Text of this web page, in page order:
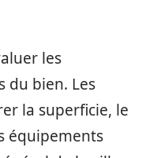
les
du bien. Les
la superficie, le
équipements